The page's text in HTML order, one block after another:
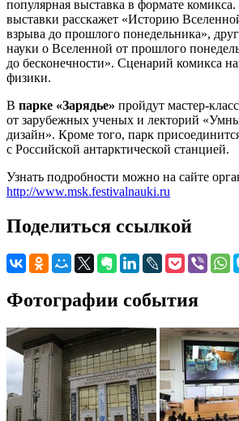
популярная выставка в формате
выставки расскажет «Историю
взрыва до прошлого понедельника»,
науки о Вселенной от прошлого
до бесконечности». Сценарий комикса
физики.
В парке «Зарядье» пройдут мастер-
от зарубежных ученых и лекторий
дизайн». Кроме того, парк
с Российской антарктической станцией.
Узнать подробности можно на сайте
http://www.msk.festivalnauki.ru
Поделиться ссылкой
Фотографии события